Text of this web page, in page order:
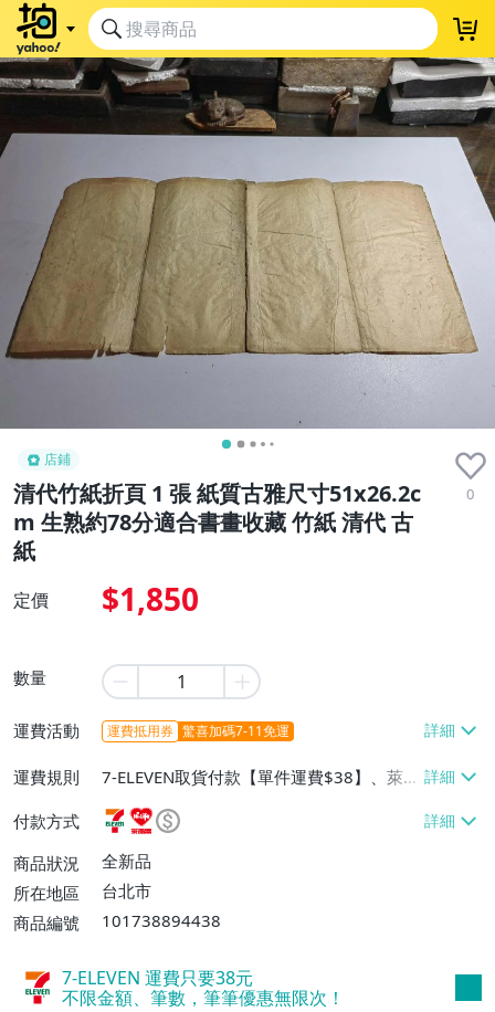
店鋪
清代竹紙折頁 1 張 紙質古雅尺寸51x26.2c
m 生熟約78分適合書畫收藏 竹紙 清代 古
紙
0
定價 $1,850
數量
運費活動 運費抵用券 驚喜加碼7-11免運
運費規則
7-ELEVEN取貨付款【單件運費$38】、萊爾
富取貨付款【單件運費$60】、宅配/貨運
【單件運費$130】
付款方式
商品狀況
全新品
所在地區
台北市
商品編號
101738894438
7-ELEVEN 運費只要38元
不限金額、筆數，筆筆優惠無限次！